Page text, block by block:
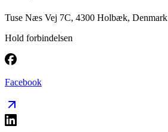
Tuse Næs Vej 7C, 4300 Holbæk, Denmark
Hold forbindelsen
Facebook